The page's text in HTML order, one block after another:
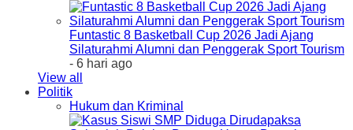
Funtastic 8 Basketball Cup 2026 Jadi Ajang
Silaturahmi Alumni dan Penggerak Sport Tourism
- 6 hari ago
View all
Politik
Hukum dan Kriminal